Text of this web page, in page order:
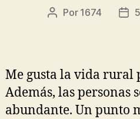
Autor
Por 1674
Me gusta la vida rural
Además, las personas
abundante. Un punto